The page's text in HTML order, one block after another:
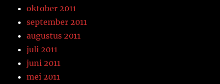
oktober 2011
september 2011
augustus 2011
juli 2011
juni 2011
mei 2011